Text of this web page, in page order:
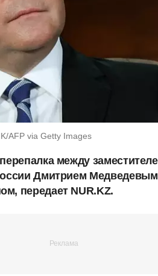
AFP via Getty Images
между
Дмитрием
передает NUR.KZ.